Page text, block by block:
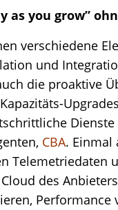
as you grow”
verschiedene
und
die proaktive
CBA. Einmal
Telemetriedaten
des
Performance